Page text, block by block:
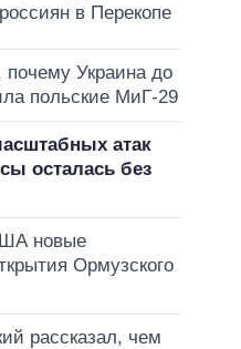
в Перекопе
Украина до
польские МиГ-29
атак
осталась без
новые
Ормузского
рассказал, чем